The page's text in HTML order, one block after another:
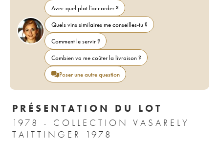
Avec quel plat l'accorder ?
Quels vins similaires me conseilles-tu ?
Comment le servir ?
Combien va me coûter la livraison ?
Poser une autre question
PRÉSENTATION DU LOT
1978 - COLLECTION VASARELY
TAITTINGER 1978